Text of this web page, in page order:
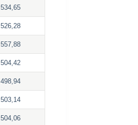
534,65
526,28
557,88
504,42
498,94
503,14
504,06